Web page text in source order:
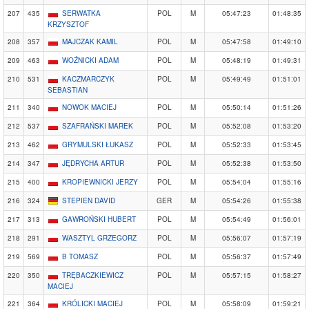
207
435
SERWATKA
KRZYSZTOF
POL M 05:47:23 01:48:35
208 357 MAJCZAK KAMIL POL M 05:47:58
01:49:10
209
463 WOŹNICKI ADAM POL M 05:48:19
01:49:31
210
531
KACZMARCZYK
SEBASTIAN
POL M 05:49:49 01:51:01
211 340 NOWOK MACIEJ POL M 05:50:14
01:51:26
212
537 SZAFRAŃSKI MAREK POL M 05:52:08
01:53:20
213
462 GRYMULSKI ŁUKASZ POL M 05:52:33
01:53:45
214
347 JĘDRYCHA ARTUR POL M 05:52:38
01:53:50
215
400 KROPIEWNICKI JERZY POL M 05:54:04
01:55:16
216
324 STEPIEN DAVID GER M 05:54:26
01:55:38
217
313 GAWROŃSKI HUBERT POL M 05:54:49
01:56:01
218
291 WASZTYL GRZEGORZ POL M 05:56:07
01:57:19
219
569 B TOMASZ POL M 05:56:37
01:57:49
220
350
TRĘBACZKIEWICZ
MACIEJ
POL M 05:57:15 01:58:27
221 364 KRÓLICKI MACIEJ POL M 05:58:09
01:59:21